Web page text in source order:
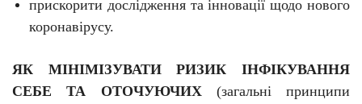
прискорити дослідження та інновації щодо нового
коронавірусу.
ЯК МІНІМІЗУВАТИ РИЗИК ІНФІКУВАННЯ
СЕБЕ ТА ОТОЧУЮЧИХ (загальні принципи